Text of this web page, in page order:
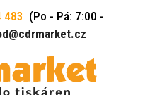
483 (Po - Pá: 7:00 -